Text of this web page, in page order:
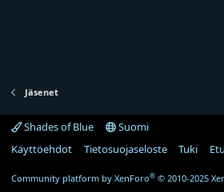
Jäsenet
Shades of Blue
Suomi
Käyttöehdot
Tietosuojaseloste Tuki
Community platform by XenForo® © 2010-2025